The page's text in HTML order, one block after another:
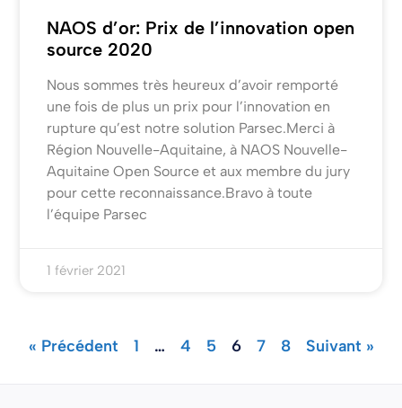
NAOS d’or: Prix de l’innovation open
source 2020
Nous sommes très heureux d’avoir remporté
une fois de plus un prix pour l’innovation en
rupture qu’est notre solution Parsec.Merci à
Région Nouvelle-Aquitaine, à NAOS Nouvelle-
Aquitaine Open Source et aux membre du jury
pour cette reconnaissance.Bravo à toute
l’équipe Parsec
1 février 2021
« Précédent 1 … 4 5 6 7 8 Suivant »